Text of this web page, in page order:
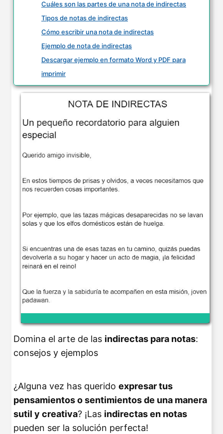
Cuáles son las partes de una nota de indirectas
Tipos de notas de indirectas
Cómo escribir una nota de indirectas
Ejemplo de nota de indirectas
Descargar ejemplo en formato Word y PDF para
imprimir
Domina el arte de las indirectas para notas:
consejos y ejemplos
¿Alguna vez has querido expresar tus
pensamientos o sentimientos de una manera
sutil y creativa? ¡Las indirectas en notas
pueden ser la solución perfecta!